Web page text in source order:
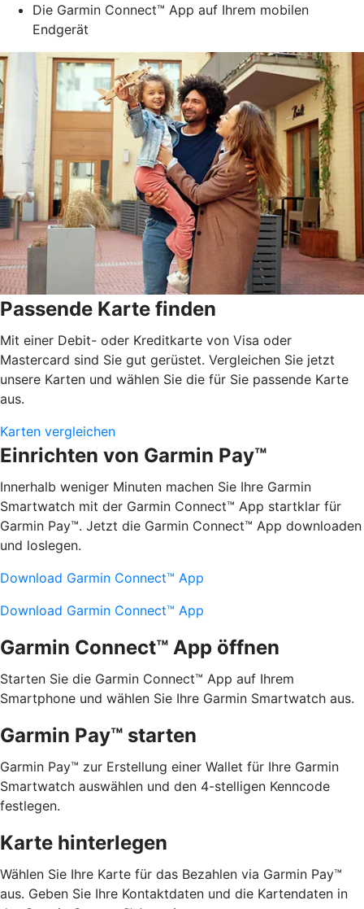
Die Garmin Connect™ App auf Ihrem mobilen
Endgerät
Passende Karte finden
Mit einer Debit- oder Kreditkarte von Visa oder
Mastercard sind Sie gut gerüstet. Vergleichen Sie jetzt
unsere Karten und wählen Sie die für Sie passende Karte
aus.
Karten vergleichen
Einrichten von Garmin Pay™
Innerhalb weniger Minuten machen Sie Ihre Garmin
Smartwatch mit der Garmin Connect™ App startklar für
Garmin Pay™. Jetzt die Garmin Connect™ App downloaden
und loslegen.
Download Garmin Connect™ App
Download Garmin Connect™ App
Garmin Connect™ App öffnen
Starten Sie die Garmin Connect™ App auf Ihrem
Smartphone und wählen Sie Ihre Garmin Smartwatch aus.
Garmin Pay™ starten
Garmin Pay™ zur Erstellung einer Wallet für Ihre Garmin
Smartwatch auswählen und den 4-stelligen Kenncode
festlegen.
Karte hinterlegen
Wählen Sie Ihre Karte für das Bezahlen via Garmin Pay™
aus. Geben Sie Ihre Kontaktdaten und die Kartendaten in